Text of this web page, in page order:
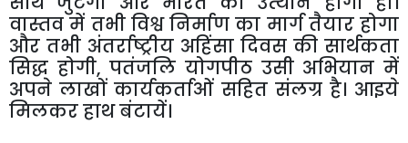
वास्तव में तभी विश्व निर्माण का मार्ग तैयार होगा
और तभी अंतर्राष्ट्रीय अहिंसा दिवस की सार्थकता
सिद्ध होगी,पतंजलि योगपीठ उसी अभियान में
अपने लाखों कार्यकर्ताओं सहित संलग्र है। आइये
मिलकर हाथ बंटायें।